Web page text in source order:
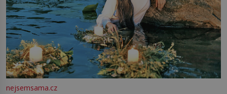
nejsemsama.cz